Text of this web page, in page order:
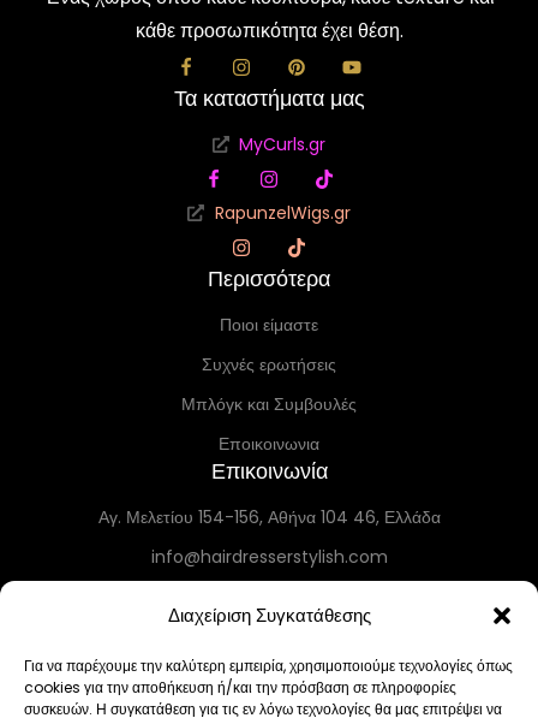
Διαχείριση Συγκατάθεσης
Για να παρέχουμε την καλύτερη εμπειρία, χρησιμοποιούμε τεχνολογίες όπως
cookies για την αποθήκευση ή/και την πρόσβαση σε πληροφορίες
συσκευών. Η συγκατάθεση για τις εν λόγω τεχνολογίες θα μας επιτρέψει να
κάθε προσωπικότητα έχει θέση.
Τα καταστήματα μας
MyCurls.gr
RapunzelWigs.gr
Περισσότερα
Ποιοι είμαστε
Συχνές ερωτήσεις
Μπλόγκ και Συμβουλές
Εποικοινωνια
Επικοινωνία
Αγ. Μελετίου 154-156, Αθήνα 104 46, Ελλάδα
info@hairdresserstylish.com
Τετ–Τρ 10:30–19:30 • Πέμ 10:30–18:00 • Παρ 12:00–19:30 • Σάβ 12:00–
19:00 • Κυρ–Δευ Κλειστά